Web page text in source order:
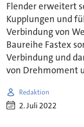
Flender erweitert
Kupplungen und
Verbindung von
Baureihe Fastex
Verbindung und
von Drehmoment
Redaktion
2. Juli 2022